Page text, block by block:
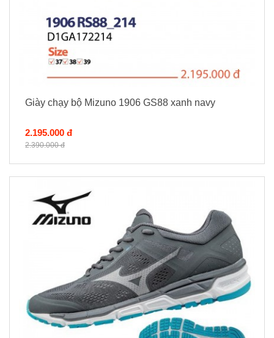
Giày chạy bộ Mizuno 1906 GS88 xanh navy
2.195.000 đ
2.390.000 đ